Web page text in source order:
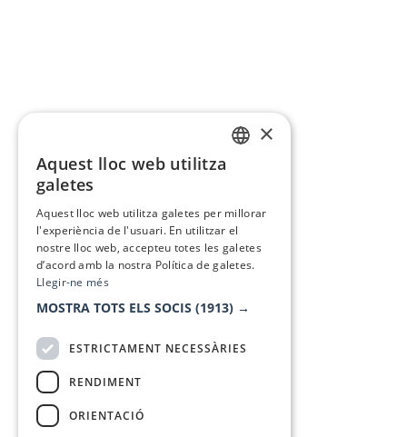
×
Aquest lloc web utilitza
galetes
Aquest lloc web utilitza galetes per millorar
l'experiència de l'usuari. En utilitzar el
nostre lloc web, accepteu totes les galetes
d’acord amb la nostra Política de galetes.
Llegir-ne més
MOSTRA TOTS ELS SOCIS (1913) →
ESTRICTAMENT NECESSÀRIES
RENDIMENT
ORIENTACIÓ